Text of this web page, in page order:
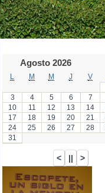
Agosto 2026
M M J V
3
4 5 6 7
10
11 12 13 14
17
18 19 20 21
24
25 26 27 28
31